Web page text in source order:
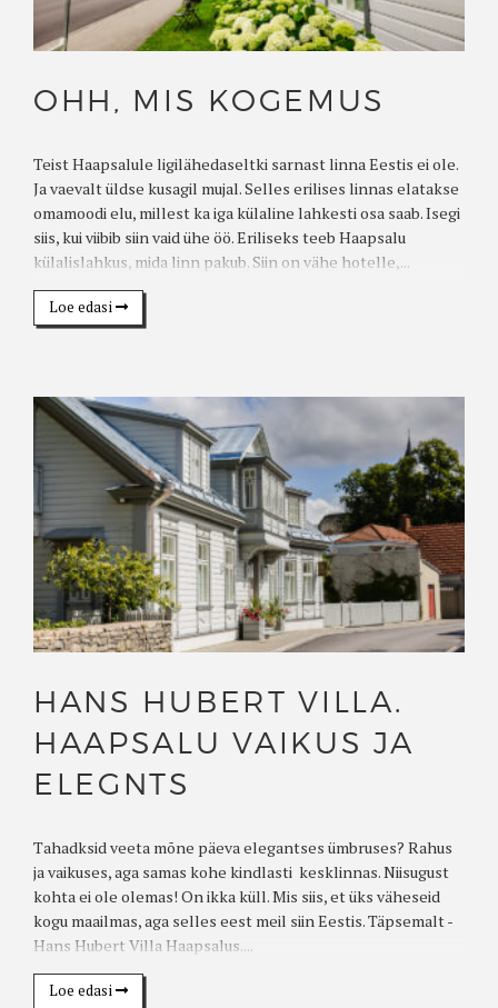
OHH, MIS KOGEMUS
Teist Haapsalule ligilähedaseltki sarnast linna Eestis ei ole.
Ja vaevalt üldse kusagil mujal. Selles erilises linnas elatakse
omamoodi elu, millest ka iga külaline lahkesti osa saab. Isegi
siis, kui viibib siin vaid ühe öö. Eriliseks teeb Haapsalu
külalislahkus, mida linn pakub. Siin on vähe hotelle,...
Loe edasi
HANS HUBERT VILLA.
HAAPSALU VAIKUS JA
ELEGNTS
Tahadksid veeta mõne päeva elegantses ümbruses? Rahus
ja vaikuses, aga samas kohe kindlasti kesklinnas. Niisugust
kohta ei ole olemas! On ikka küll. Mis siis, et üks väheseid
kogu maailmas, aga selles eest meil siin Eestis. Täpsemalt -
Hans Hubert Villa Haapsalus....
Loe edasi